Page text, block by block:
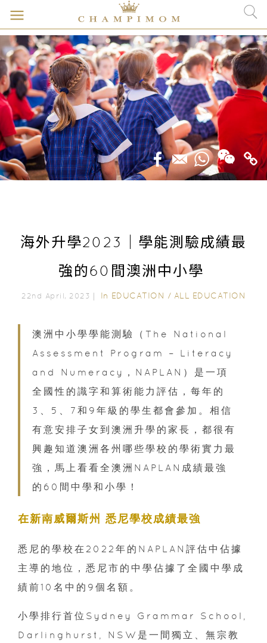
海外升學2023｜學能測驗成績最
強的60間澳洲中小學
22nd April, 2023｜ In EDUCATION / ALL EDUCATION
澳洲中小學學能測驗（The National
Assessment Program – Literacy
and Numeracy，NAPLAN）是一項
全國性的識字和算術能力評估，每年的
3、5、7和9年級的學生都會參加。相信
有意安排子女到澳洲升學的家長，都很有
興趣知道澳洲各州哪些學校的學術實力最
強，馬上看看全澳洲NAPLAN成績最強
的60間中學和小學！
在新南威爾斯州 悉尼學校成績最強
悉尼的學校在2022年的NAPLAN評估中佔據
主導的地位，悉尼市的中學佔據了全國中學成
績前10名中的9個名額。
小學排行首位Sydney Grammar School,
Darlinghurst, NSW是一間獨立、無宗教